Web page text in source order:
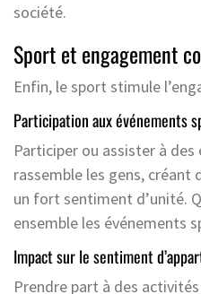
société.
Sport et engagement
Enfin, le sport stimule
Participation aux événements
Participer ou assister à
rassemble les gens, créant
un fort sentiment d’unité.
ensemble les événements
Impact sur le sentiment
Prendre part à des